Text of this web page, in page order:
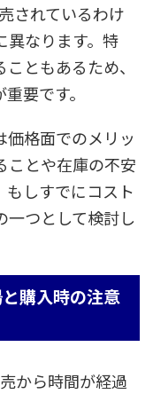
されているわけ
異なります。特
ともあるため、
要です。
価格面でのメリッ
ことや在庫の不安
しすでにコスト
一つとして検討し
購入時の注意
から時間が経過